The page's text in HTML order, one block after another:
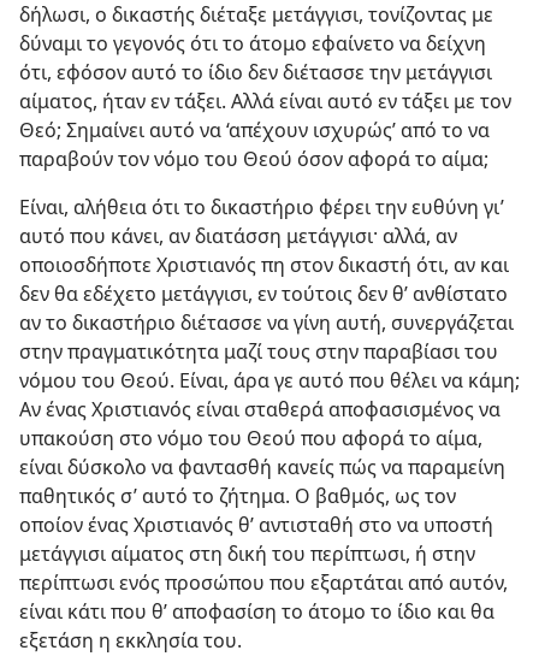
δήλωσι, ο δικαστής διέταξε μετάγγισι, τονίζοντας με
δύναμι το γεγονός ότι το άτομο εφαίνετο να δείχνη
ότι, εφόσον αυτό το ίδιο δεν διέτασσε την μετάγγισι
αίματος, ήταν εν τάξει. Αλλά είναι αυτό εν τάξει με τον
Θεό; Σημαίνει αυτό να ‘απέχουν ισχυρώς’ από το να
παραβούν τον νόμο του Θεού όσον αφορά το αίμα;
Είναι, αλήθεια ότι το δικαστήριο φέρει την ευθύνη γι’
αυτό που κάνει, αν διατάσση μετάγγισι· αλλά, αν
οποιοσδήποτε Χριστιανός πη στον δικαστή ότι, αν και
δεν θα εδέχετο μετάγγισι, εν τούτοις δεν θ’ ανθίστατο
αν το δικαστήριο διέτασσε να γίνη αυτή, συνεργάζεται
στην πραγματικότητα μαζί τους στην παραβίασι του
νόμου του Θεού. Είναι, άρα γε αυτό που θέλει να κάμη;
Αν ένας Χριστιανός είναι σταθερά αποφασισμένος να
υπακούση στο νόμο του Θεού που αφορά το αίμα,
είναι δύσκολο να φαντασθή κανείς πώς να παραμείνη
παθητικός σ’ αυτό το ζήτημα. Ο βαθμός, ως τον
οποίον ένας Χριστιανός θ’ αντισταθή στο να υποστή
μετάγγισι αίματος στη δική του περίπτωσι, ή στην
περίπτωσι ενός προσώπου που εξαρτάται από αυτόν,
είναι κάτι που θ’ αποφασίση το άτομο το ίδιο και θα
εξετάση η εκκλησία του.